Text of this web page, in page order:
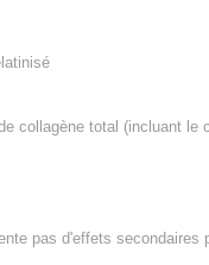
collagène total (incluant le
pas d'effets